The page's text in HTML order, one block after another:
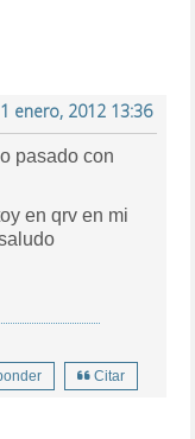
enero, 2012 13:36
pasado con
saludo
Citar